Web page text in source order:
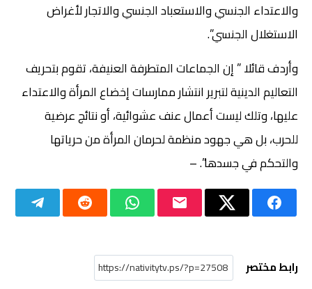
والاعتداء الجنسي والاستعباد الجنسي والاتجار لأغراض
الاستغلال الجنسي”.
وأردف قائلا ” إن الجماعات المتطرفة العنيفة، تقوم بتحريف
التعاليم الدينية لتبرير انتشار ممارسات إخضاع المرأة والاعتداء
عليها، وتلك ليست أعمال عنف عشوائية، أو نتائج عرضية
للحرب، بل هي جهود منظمة لحرمان المرأة من حرياتها
والتحكم في جسدها”. –
رابط مختصر